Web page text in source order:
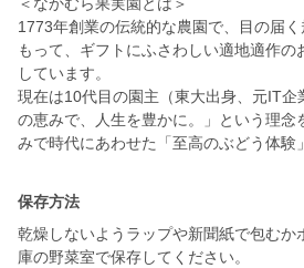
1773年創業の伝統的な農園で、目の届
もって、ギフトにふさわしい適地適作の
しています。
現在は10代目の園主（東大出身、元IT企
の恵みで、人生を豊かに。」という理念
みで時代にあわせた「至高のぶどう体験
保存方法
乾燥しないようラップや新聞紙で包むか
庫の野菜室で保存してください。